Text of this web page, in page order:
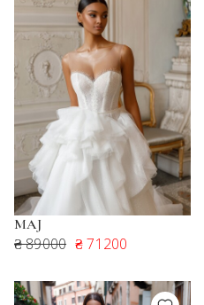
MAJ
₴ 89000 ₴ 71200